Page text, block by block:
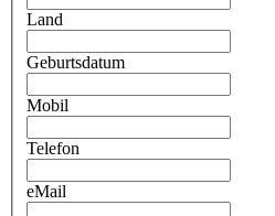
Land
Geburtsdatum
Mobil
Telefon
eMail